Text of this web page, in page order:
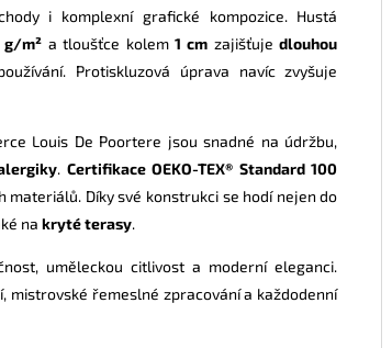
i komplexní grafické kompozice. Hustá
g/m² a tloušťce kolem 1 cm zajišťujedlouhou
Protiskluzová úprava navíc zvyšuje
Louis De Poortere jsou snadné na údržbu,
. Certifikace OEKO-TEX® Standard 100
Díky své konstrukci se hodí nejen do
na kryté terasy.
uměleckou citlivost a moderní eleganci.
mistrovské řemeslné zpracování a každodenní